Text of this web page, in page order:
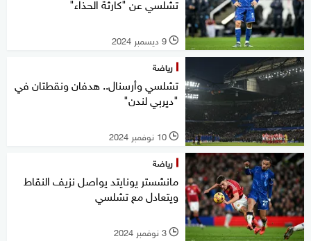
l 9 ديسمبر 2024
رياضة
تشلسي وأرسنال.. هدفان ونقطتان في
"ديربي لندن"
l 10 نوفمبر 2024
رياضة
مانشستر يونايتد يواصل نزيف النقاط
ويتعادل مع تشلسي
l 3 نوفمبر 2024